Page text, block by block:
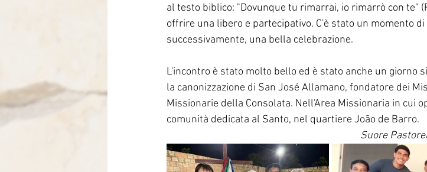
al testo biblico: "Dovunque tu rimarrai, io rimarrò con te"
offrire una libero e partecipativo. C'è stato un momento
successivamente, una bella celebrazione.
L'incontro è stato molto bello ed è stato anche un giorno
la canonizzazione di San José Allamano, fondatore dei
Missionarie della Consolata. Nell'Area Missionaria in cui
comunità dedicata al Santo, nel quartiere João de Barro.
Suore